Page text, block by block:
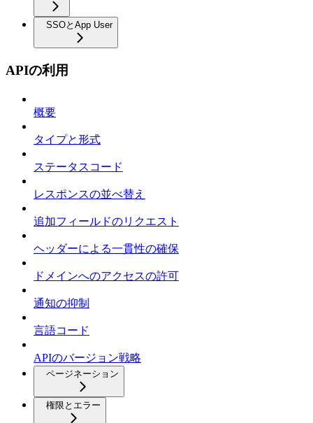
SSOとApp User
APIの利用
概要
タイプと形式
ステータスコード
レスポンスの並べ替え
追加フィールドのリクエスト
ヘッダーによる一貫性の確保
ドメインへのアクセスの許可
通知の抑制
言語コード
APIのバージョン戦略
ページネーション
権限とエラー